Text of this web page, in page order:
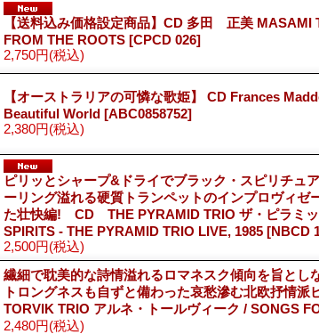
【送料込み価格設定商品】CD 多田 正美 MASAMI
FROM THE ROOTS [CPCD 026]
2,750円(税込)
【オーストラリアの可憐な歌姫】 CD Frances
Beautiful World [ABC0858752]
2,380円(税込)
ピリッとシャープ&ドライでブラック・スピリチュ
ーリング溢れる硬質トランペットのインプロヴィゼ
た壮快編! CD THE PYRAMID TRIO ザ・ピラミッ
SPIRITS - THE PYRAMID TRIO LIVE, 1985 [NBCD
2,500円(税込)
繊細で耽美的な詩情溢れるロマネスク傾向を旨とし
トロングネスも自ずと備わった哀愁滲む北欧抒情
TORVIK TRIO アルネ・トールヴィーク / SONGS
2,480円(税込)